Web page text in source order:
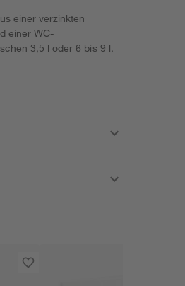
einer verzinkten
einer WC-
3,5 l oder 6 bis 9 l.